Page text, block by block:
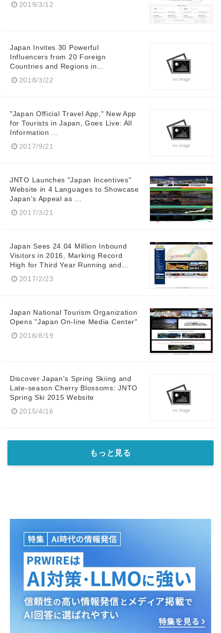
2019/3/12
Japan Invites 30 Powerful
Influencers from 20 Foreign
Countries and Regions in...
2018/3/22
"Japan Official Travel App," New App
for Tourists in Japan, Goes Live: All
Information ...
2017/9/21
JNTO Launches "Japan Incentives"
Website in 4 Languages to Showcase
Japan's Appeal as ...
2017/3/21
Japan Sees 24.04 Million Inbound
Visitors in 2016, Marking Record
High for Third Year Running and...
2017/2/23
Japan National Tourism Organization
Opens "Japan On-line Media Center"
2016/8/19
Discover Japan's Spring Skiing and
Late-season Cherry Blossoms: JNTO
Spring Ski 2015 Website
2015/4/16
もっと見る